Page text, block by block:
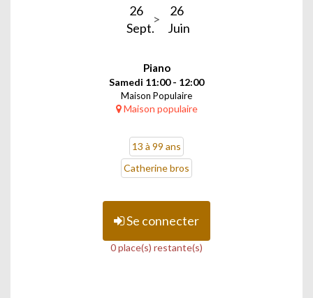
26
Sept.
26
Juin
Piano
Samedi 11:00 - 12:00
Maison Populaire
Maison populaire
13 à 99 ans
Catherine bros
Se connecter
0 place(s) restante(s)